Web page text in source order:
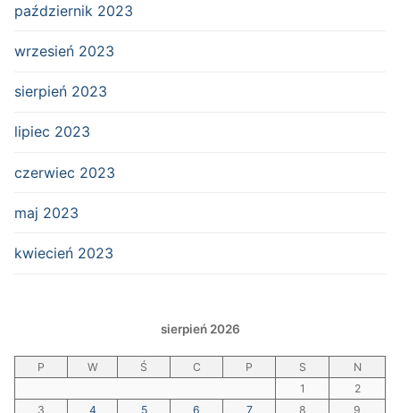
październik 2023
wrzesień 2023
sierpień 2023
lipiec 2023
czerwiec 2023
maj 2023
kwiecień 2023
sierpień 2026
P W Ś C P S
N
1
2
3
4 5 6 7 8 9